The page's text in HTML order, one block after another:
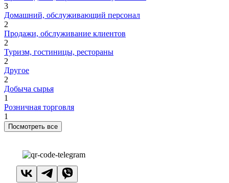
3
Домашний, обслуживающий персонал
2
Продажи, обслуживание клиентов
2
Туризм, гостиницы, рестораны
2
Другое
2
Добыча сырья
1
Розничная торговля
1
Посмотреть все